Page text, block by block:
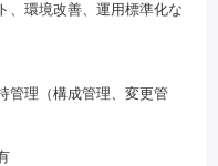
、環境改善、運用標準化な
管理（構成管理、変更管